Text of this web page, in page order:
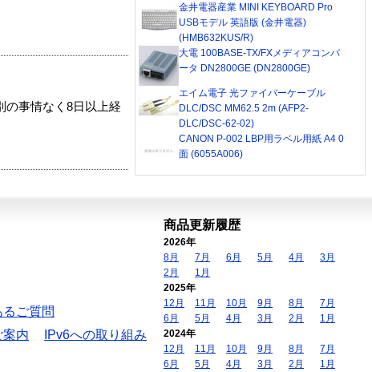
の事情なく8日以上経
金井電器産業 MINI KEYBOARD Pro
USBモデル 英語版 (金井電器)
(HMB632KUS/R)
大電 100BASE-TX/FXメディアコンバ
ータ DN2800GE (DN2800GE)
エイム電子 光ファイバーケーブル
DLC/DSC MM62.5 2m (AFP2-
DLC/DSC-62-02)
CANON P-002 LBP用ラベル用紙 A4 0
面 (6055A006)
るご質問
案内
IPv6への取り組み
商品更新履歴
2026年
8月
7月 6月 5月 4月
3月
2月
1月
2025年
12月
11月 10月 9月 8月
7月
6月
5月 4月 3月 2月
1月
2024年
12月
11月 10月 9月 8月
7月
6月
5月 4月 3月 2月
1月